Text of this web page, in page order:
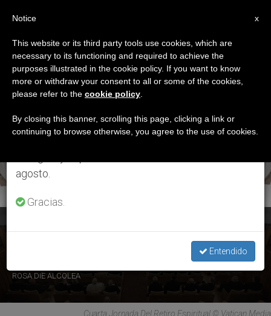
ETIQUETA
Posts Tagged
‘lágrimas’
ÚLTIMAS NOTICIAS
ROSA DIE ALCOLEA
Cuarta Jornada Del Retiro Espiritual © Vatican Media
×
Aviso importante
Del 27 de julio al 7 de agosto haremos la pausa
anual, aprovechando que en el periodo de verano
se generan menos informaciones y también el
agosto.
Gracias.
Entendido
x
Notice
This website or its third party tools use cookies, which are
necessary to its functioning and required to achieve the
purposes illustrated in the cookie policy. If you want to know
more or withdraw your consent to all or some of the cookies,
please refer to the cookie policy
By closing this banner, scrolling this page, clicking a link or
continuing to browse otherwise, you agree to the use of cookies.